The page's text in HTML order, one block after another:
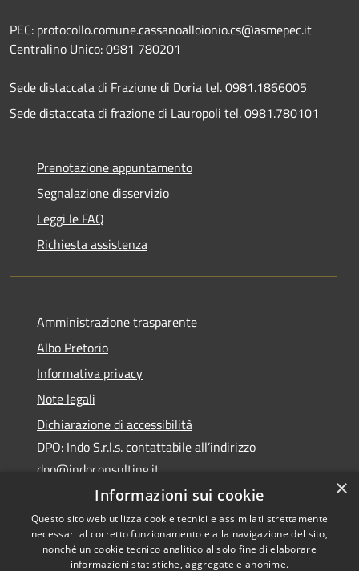
PEC: protocollo.comune.cassanoalloionio.cs@asmepec.it
Centralino Unico: 0981 780201
Sede distaccata di Frazione di Doria tel. 0981.1866005
Sede distaccata di frazione di Lauropoli tel. 0981.780101
Prenotazione appuntamento
Segnalazione disservizio
Leggi le FAQ
Richiesta assistenza
Amministrazione trasparente
Albo Pretorio
Informativa privacy
Note legali
Dichiarazione di accessibilità
DPO: Indo S.r.l.s. contattabile all’indirizzo
dpo@indoconsulting.it
×
Informazioni sui cookie
Questo sito web utilizza cookie tecnici e assimilati strettamente
necessari al corretto funzionamento e alla navigazione del sito,
nonché un cookie tecnico analitico al solo fine di elaborare
informazioni statistiche, aggregate e anonime.